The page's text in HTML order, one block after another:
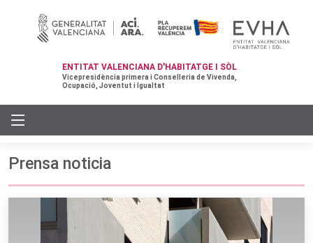
ENTITAT VALENCIANA D'HABITATGE I SÒL
Vicepresidència primera i Conselleria de Vivenda,
Ocupació, Joventut i Igualtat
Prensa noticia